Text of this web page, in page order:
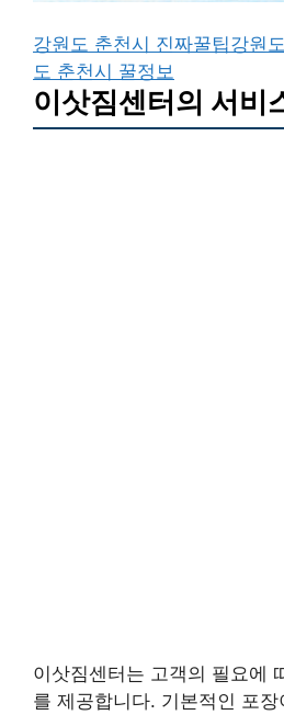
강원도 춘천시 진짜꿀팁강원
도 춘천시 꿀정보
이삿짐센터의 서비
이삿짐센터는 고객의 필요에
를 제공합니다. 기본적인 포